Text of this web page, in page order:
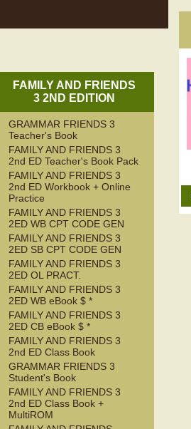
FAMILY AND FRIENDS
3 2ND EDITION
GRAMMAR FRIENDS 3
Teacher's Book
FAMILY AND FRIENDS 3
2nd ED Teacher's Book Pack
FAMILY AND FRIENDS 3
2nd ED Workbook + Online
Practice
FAMILY AND FRIENDS 3
2ED WB CPT CODE GEN
FAMILY AND FRIENDS 3
2ED SB CPT CODE GEN
FAMILY AND FRIENDS 3
2ED OL PRACT.
FAMILY AND FRIENDS 3
2ED WB eBook $ *
FAMILY AND FRIENDS 3
2ED CB eBook $ *
FAMILY AND FRIENDS 3
2nd ED Class Book
GRAMMAR FRIENDS 3
Student's Book
FAMILY AND FRIENDS 3
2nd ED Class Book +
MultiROM